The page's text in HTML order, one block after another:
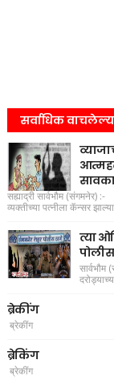
सर्वाधिक
सह्याद्री सार्वभौम
व्यक्तीच्या पत्नीला कॅन्सर
त्या
ब्रेकींग
ब्रेकींग
ब्रेकिंग
ब्रेकींग